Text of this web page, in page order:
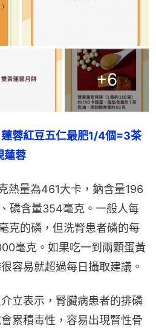
+6
蓉紅豆五仁最肥1/4個=3茶
蓮蓉
熱量為461大卡，鈉含量196
磷含量354毫克。一般人每
克的磷，但洗腎患者磷的每
毫克。如果吃一到兩顆蛋黃
容易就超過每日攝取建議。
立表示，腎臟病患者的排磷
累積毒性，容易出現腎性骨